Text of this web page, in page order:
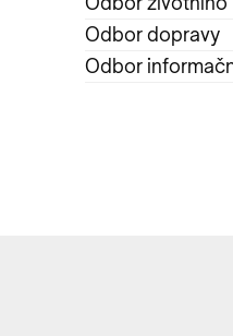
Odbor dopravy
Odbor